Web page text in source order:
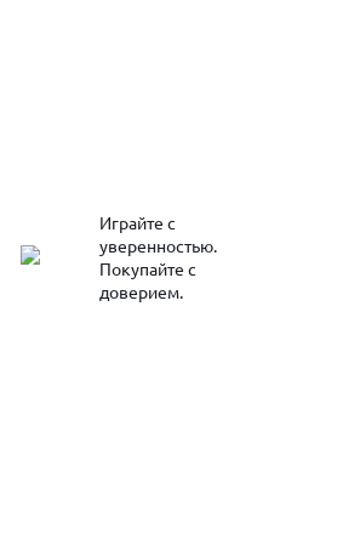
Играйте с
уверенностью.
Покупайте с
доверием.